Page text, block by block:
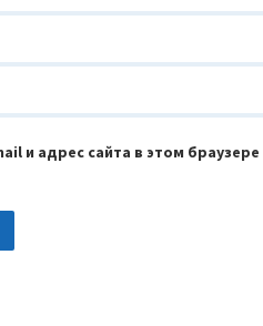
и адрес сайта в этом